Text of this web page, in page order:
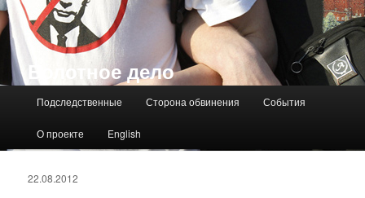
Болотное дело
Подследственные Сторона обвинения События
О проекте English
22.08.2012